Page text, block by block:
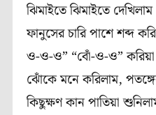
ঝিমাইতে ঝিমাইতে
ফানুসের চারি পাশে শব্দ
ও-ও-ও” “বোঁ-ও-ও”
ঝোঁকে মনে করিলাম,
কিছুক্ষণ কান পাতিয়া